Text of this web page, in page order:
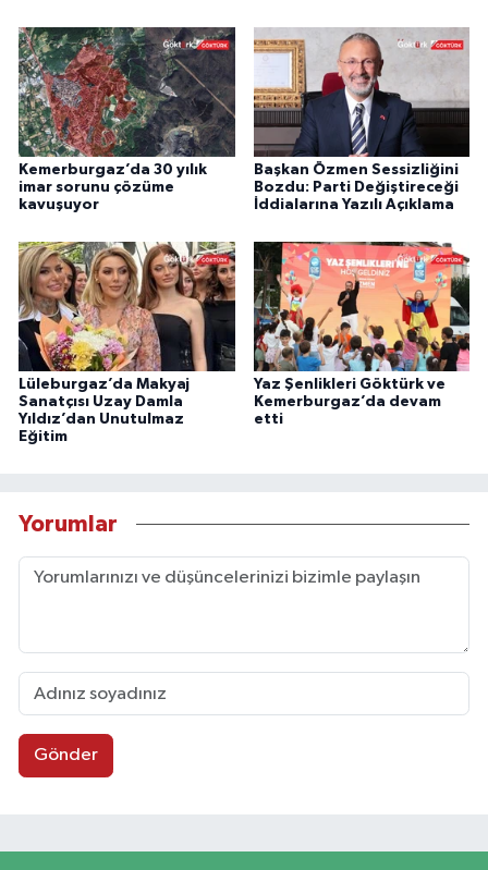
Kemerburgaz’da 30 yılık
imar sorunu çözüme
kavuşuyor
Başkan Özmen Sessizliğini
Bozdu: Parti Değiştireceği
İddialarına Yazılı Açıklama
Lüleburgaz’da Makyaj
Sanatçısı Uzay Damla
Yıldız’dan Unutulmaz
Eğitim
Yaz Şenlikleri Göktürk ve
Kemerburgaz’da devam
etti
Yorumlar
Gönder